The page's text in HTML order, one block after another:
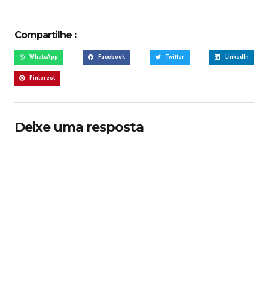
Compartilhe :
WhatsApp Facebook Twitter LinkedIn
Pinterest
Deixe uma resposta